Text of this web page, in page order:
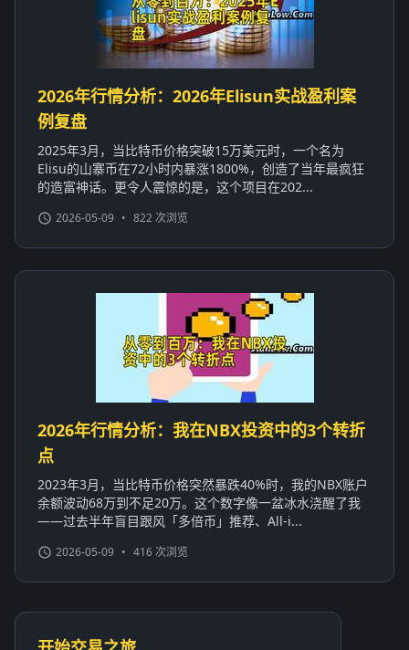
2026年行情分析：2026年Elisun实战盈利案
例复盘
2025年3月，当比特币价格突破15万美元时，一个名为
Elisu的山寨币在72小时内暴涨1800%，创造了当年最疯狂
的造富神话。更令人震惊的是，这个项目在202...
2026-05-09 • 822 次浏览
2026年行情分析：我在NBX投资中的3个转折
点
2023年3月，当比特币价格突然暴跌40%时，我的NBX账户
余额波动68万到不足20万。这个数字像一盆冰水浇醒了我
——过去半年盲目跟风「多倍币」推荐、All-i...
2026-05-09 • 416 次浏览